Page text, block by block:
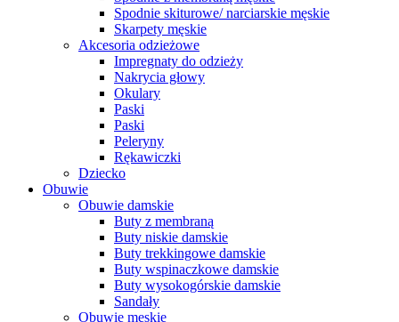
Spodnie skiturowe/ narciarskie męskie
Skarpety męskie
Akcesoria odzieżowe
Impregnaty do odzieży
Nakrycia głowy
Okulary
Paski
Paski
Peleryny
Rękawiczki
Dziecko
Obuwie
Obuwie damskie
Buty z membraną
Buty niskie damskie
Buty trekkingowe damskie
Buty wspinaczkowe damskie
Buty wysokogórskie damskie
Sandały
Obuwie męskie